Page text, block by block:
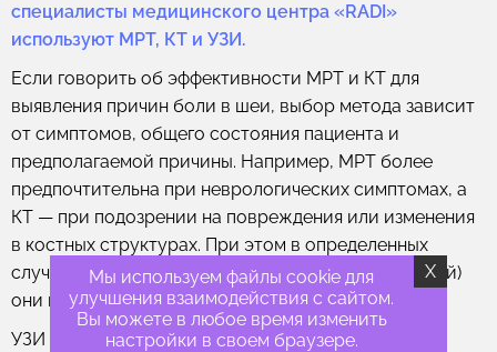
специалисты медицинского центра «RADI»
используют МРТ, КТ и УЗИ.
Если говорить об эффективности МРТ и КТ для
выявления причин боли в шеи, выбор метода зависит
от симптомов, общего состояния пациента и
предполагаемой причины. Например, МРТ более
предпочтительна при неврологических симптомах, а
КТ — при подозрении на повреждения или изменения
в костных структурах. При этом в определенных
случаях (например, при наличии противопоказаний)
они взаимозаменяемы.
УЗИ при болевом синдроме в шее используют
Мы используем файлы cookie для
улучшения взаимодействия с сайтом.
Вы можете в любое время изменить
настройки в своем браузере.
X